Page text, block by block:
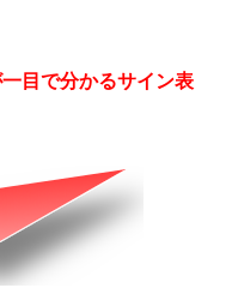
目で分かるサイン表